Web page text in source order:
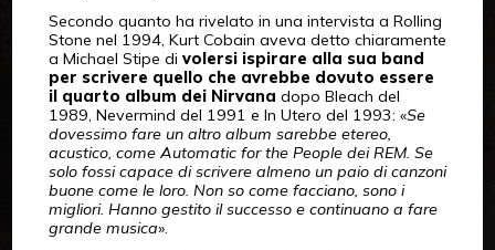
Secondo quanto ha rivelato in una intervista a Rolling
Stone nel 1994, Kurt Cobain aveva detto chiaramente
a Michael Stipe di volersi ispirare alla sua band
per scrivere quello che avrebbe dovuto essere
il quarto album dei Nirvana dopo Bleach del
1989, Nevermind del 1991 e In Utero del 1993: «Se
dovessimo fare un altro album sarebbe etereo,
acustico, come Automatic for the People dei REM. Se
solo fossi capace di scrivere almeno un paio di canzoni
buone come le loro. Non so come facciano, sono i
migliori. Hanno gestito il successo e continuano a fare
grande musica».